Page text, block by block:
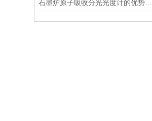
石墨炉原子吸收分光光度计的优势主要体现在这些方面！